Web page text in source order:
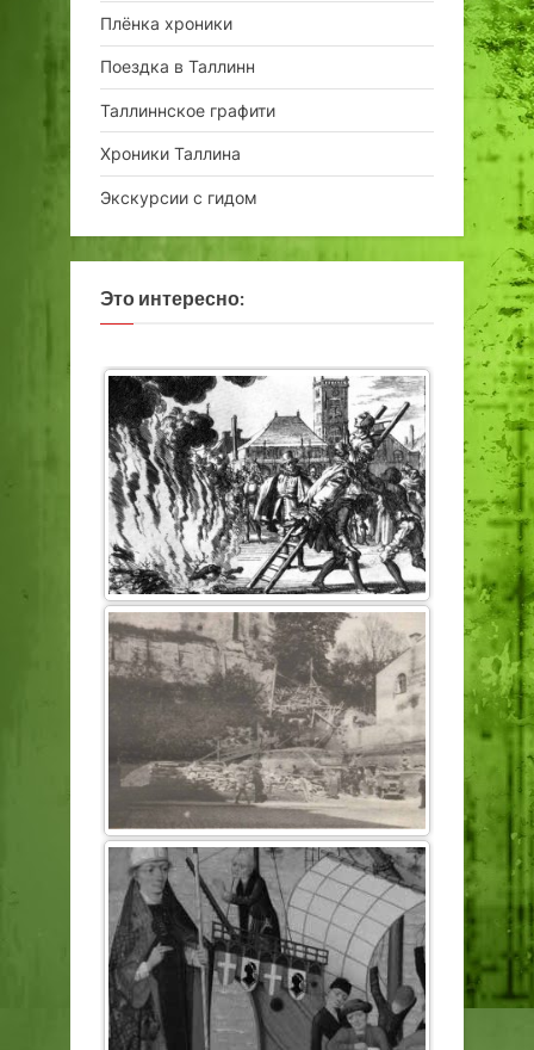
Плёнка хроники
Поездка в Таллинн
Таллиннское графити
Хроники Таллина
Экскурсии с гидом
Это интересно: